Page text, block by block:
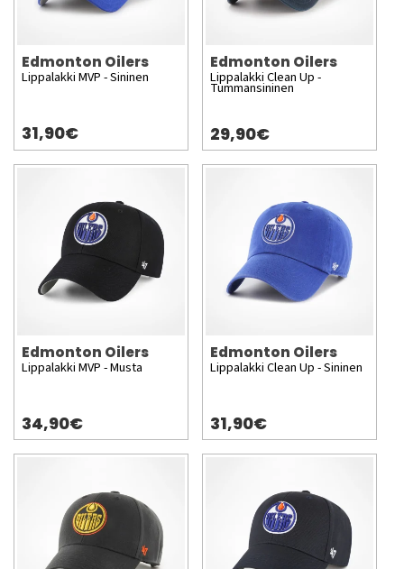
Edmonton Oilers
Lippalakki MVP - Sininen
31,90€
Edmonton Oilers
Lippalakki Clean Up -
Tummansininen
29,90€
Edmonton Oilers
Lippalakki MVP - Musta
34,90€
Edmonton Oilers
Lippalakki Clean Up - Sininen
31,90€